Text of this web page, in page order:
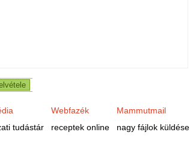
Webfazék
Mammutmail
tudástár receptek online nagy fájlok küldése